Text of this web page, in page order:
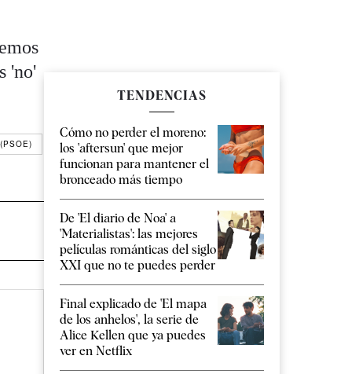
'no'
TENDENCIAS
Cómo no perder el moreno:
los 'aftersun' que mejor
funcionan para mantener el
bronceado más tiempo
De 'El diario de Noa' a
'Materialistas': las mejores
películas románticas del siglo
XXI que no te puedes perder
Final explicado de 'El mapa
de los anhelos', la serie de
Alice Kellen que ya puedes
ver en Netflix